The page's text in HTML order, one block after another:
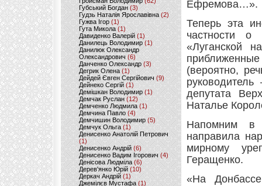
Губський Богдан (3)
Гудзь Наталія Ярославівна(2)
Гужва Ігор (1)
Гута Микола (1)
Давиденко Валерій (1)
Данилець Володимир(1)
Данилюк Олександр
Олександрович (6)
Данченко Олександр (3)
Дегрик Олена(1)
Дейдей Євген Сергійович(9)
Дейнеко Сергій (1)
Демішкан Володимир(1)
Демчак Руслан (12)
Демченко Людмила (1)
Демчина Павло (4)
Демчишин Володимир (5)
Демчук Ольга(1)
Денисенко Анатолій Петрович
(1)
Денисенко Андрій (6)
Денисенко Вадим Ігорович (4)
Денісова Людміла(6)
Дерев'янко Юрій(10)
Деркач Андрій(1)
Джемілєв Мустафа (1)
Ефремова…».
Теперь эта
частности о
«Луганской
(вероятно,
депутата
Наталье
Напомним в
направила
мирному
Геращенко.
«На